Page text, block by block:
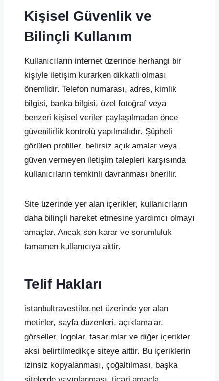
Kişisel Güvenlik ve
Bilinçli Kullanım
Kullanıcıların internet üzerinde herhangi bir
kişiyle iletişim kurarken dikkatli olması
önemlidir. Telefon numarası, adres, kimlik
bilgisi, banka bilgisi, özel fotoğraf veya
benzeri kişisel veriler paylaşılmadan önce
güvenilirlik kontrolü yapılmalıdır. Şüpheli
görülen profiller, belirsiz açıklamalar veya
güven vermeyen iletişim talepleri karşısında
kullanıcıların temkinli davranması önerilir.
Site üzerinde yer alan içerikler, kullanıcıların
daha bilinçli hareket etmesine yardımcı olmayı
amaçlar. Ancak son karar ve sorumluluk
tamamen kullanıcıya aittir.
Telif Hakları
istanbultravestiler.net üzerinde yer alan
metinler, sayfa düzenleri, açıklamalar,
görseller, logolar, tasarımlar ve diğer içerikler
aksi belirtilmedikçe siteye aittir. Bu içeriklerin
izinsiz kopyalanması, çoğaltılması, başka